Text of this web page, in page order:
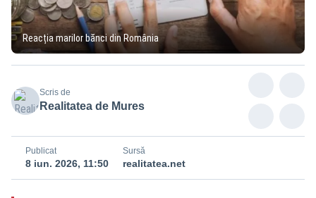
Reacția marilor bănci din România
Scris de
Realitatea de Mures
Publicat
8 iun. 2026, 11:50
Sursă
realitatea.net